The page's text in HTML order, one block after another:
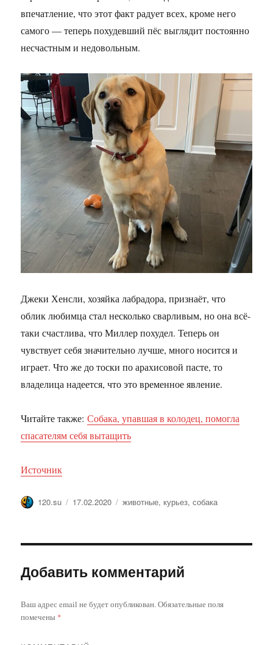
впечатление, что этот факт радует всех, кроме него
самого — теперь похудевший пёс выглядит постоянно
несчастным и недовольным.
Джеки Хенсли, хозяйка лабрадора, признаёт, что
облик любимца стал несколько сварливым, но она всё-
таки счастлива, что Миллер похудел. Теперь он
чувствует себя значительно лучше, много носится и
играет. Что же до тоски по арахисовой пасте, то
владелица надеется, что это временное явление.
Читайте также:Собака, упавшая в колодец, помогла
спасателям себя вытащить
Источник
Автор
120.su Опубликовано
17.02.2020 Метки
животные, курьез,собака
Добавить комментарий
Ваш адрес email не будет опубликован.Обязательные поля
помечены *